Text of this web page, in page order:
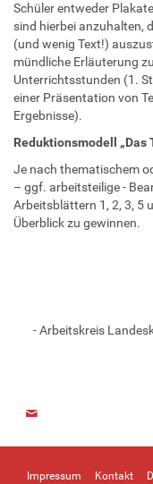
Schüler entweder
sind hierbei anzuhalten,
(und wenig Text!)
mündliche Erläuterung
Unterrichtsstunden (1.
einer Präsentation von
Ergebnisse).
Reduktionsmodell „Das
Je nach thematischem
– ggf. arbeitsteilige -
Arbeitsblättern 1, 2, 3, 5
Überblick zu gewinnen.
- Arbeitskreis
Impressum Kontakt